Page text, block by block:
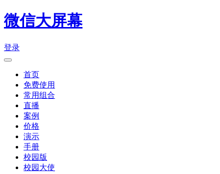
微信大屏幕
登录
首页
免费使用
常用组合
直播
案例
价格
演示
手册
校园版
校园大使